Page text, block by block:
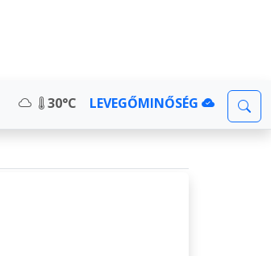
30°C LEVEGŐMINŐSÉG